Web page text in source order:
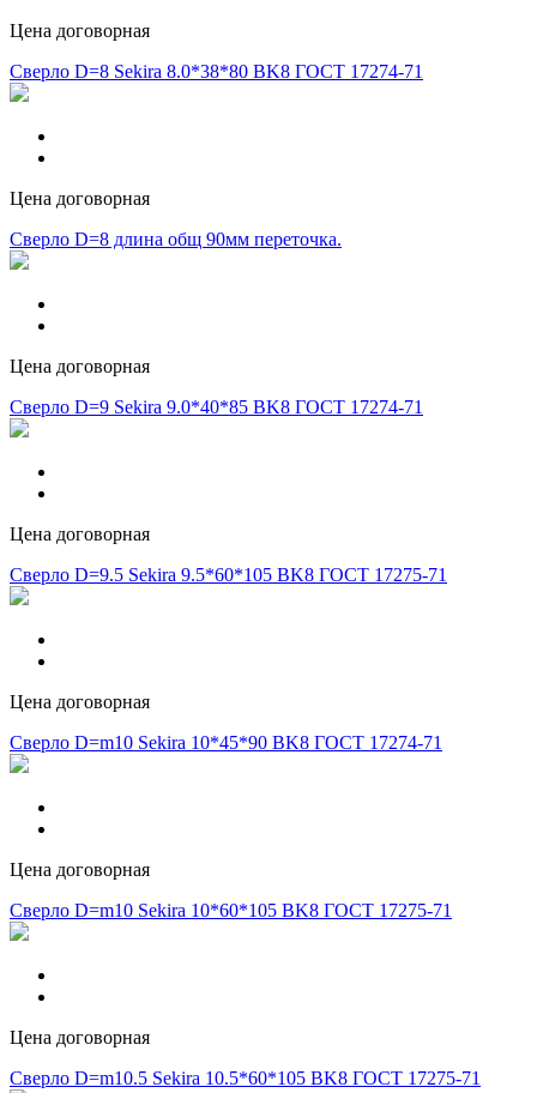
Цена договорная
Сверло D=8 Sekira 8.0*38*80 BK8 ГОСТ 17274-71
Цена договорная
Сверло D=8 длина общ 90мм переточка.
Цена договорная
Сверло D=9 Sekira 9.0*40*85 BK8 ГОСТ 17274-71
Цена договорная
Сверло D=9.5 Sekira 9.5*60*105 BK8 ГОСТ 17275-71
Цена договорная
Сверло D=m10 Sekira 10*45*90 BK8 ГОСТ 17274-71
Цена договорная
Сверло D=m10 Sekira 10*60*105 BK8 ГОСТ 17275-71
Цена договорная
Сверло D=m10.5 Sekira 10.5*60*105 BK8 ГОСТ 17275-71